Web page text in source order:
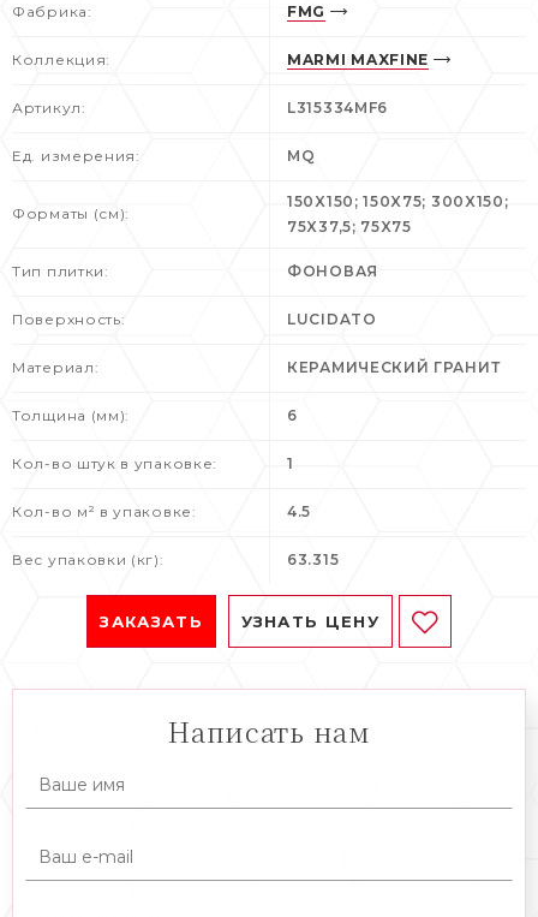
Фабрика: FMG
Коллекция: MARMI MAXFINE
Артикул: L315334MF6
Ед. измерения: MQ
Форматы (см):
150X150; 150X75; 300X150;
75X37,5; 75X75
Тип плитки: ФОНОВАЯ
Поверхность: LUCIDATO
Материал: КЕРАМИЧЕСКИЙ ГРАНИТ
Толщина (мм): 6
Кол-во штук в упаковке: 1
Кол-во м² в упаковке: 4.5
Вес упаковки (кг): 63.315
ЗАКАЗАТЬ УЗНАТЬ ЦЕНУ
Написать нам